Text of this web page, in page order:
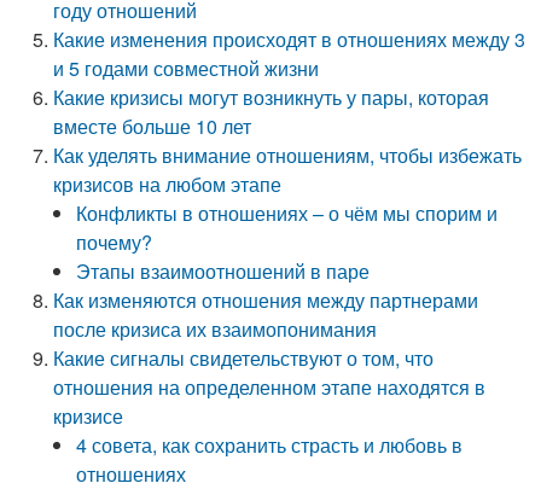
году отношений
Какие изменения происходят в отношениях между 3
и 5 годами совместной жизни
Какие кризисы могут возникнуть у пары, которая
вместе больше 10 лет
Как уделять внимание отношениям, чтобы избежать
кризисов на любом этапе
Конфликты в отношениях – о чём мы спорим и
почему?
Этапы взаимоотношений в паре
Как изменяются отношения между партнерами
после кризиса их взаимопонимания
Какие сигналы свидетельствуют о том, что
отношения на определенном этапе находятся в
кризисе
4 совета, как сохранить страсть и любовь в
отношениях